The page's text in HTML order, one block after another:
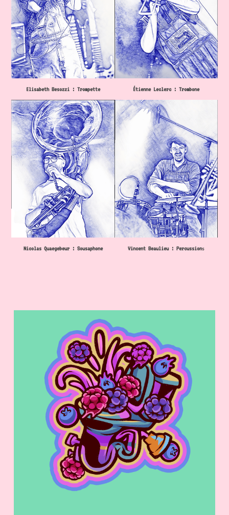
Elisabeth Besozzi : Trompette Étienne Leclerc : Trombone
Nicolas Quaegebeur : Sousaphone Vincent Beaulieu : Percussions